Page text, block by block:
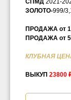
ЗОЛОТО-999/
ПРОДАЖА от
ПРОДАЖА от
КЛУБНАЯ
ВЫКУП 23800